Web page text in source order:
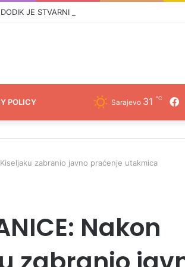
POLICY Sarajevo 31 ℃
zabranio javno praćenje utakmica
Nakon